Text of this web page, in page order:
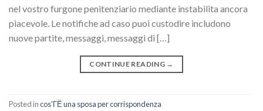
nel vostro furgone penitenziario mediante instabilita ancora
piacevole. Le notifiche ad caso puoi custodire includono
nuove partite, messaggi, messaggi di […]
CONTINUE READING →
Posted incos'ГЁ una sposa per corrispondenza